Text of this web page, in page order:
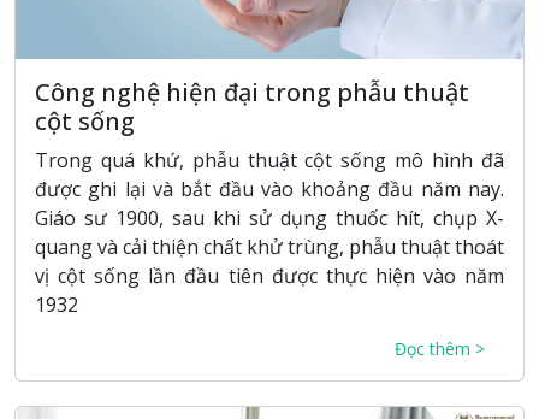
Công nghệ hiện đại trong phẫu thuật
cột sống
Trong quá khứ, phẫu thuật cột sống mô hình đã
được ghi lại và bắt đầu vào khoảng đầu năm nay.
Giáo sư 1900, sau khi sử dụng thuốc hít, chụp X-
quang và cải thiện chất khử trùng, phẫu thuật thoát
vị cột sống lần đầu tiên được thực hiện vào năm
1932
Đọc thêm >